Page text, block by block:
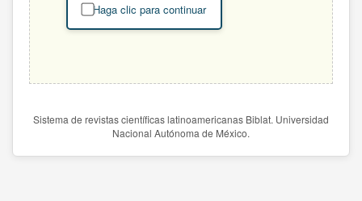
Haga clic para continuar
Sistema de revistas científicas latinoamericanas Biblat. Universidad
Nacional Autónoma de México.